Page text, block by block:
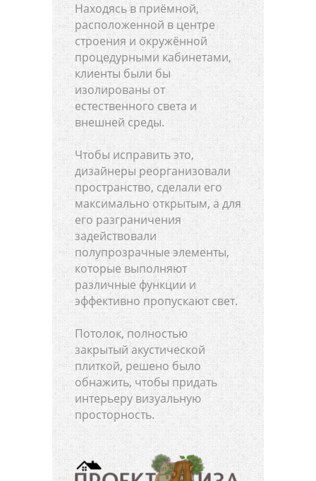
Находясь в приёмной,
расположенной в центре
строения и окружённой
процедурными кабинетами,
клиенты были бы
изолированы от
естественного света и
внешней среды.
Чтобы исправить это,
дизайнеры реорганизовали
пространство, сделали его
максимально открытым, а для
его разграничения
задействовали
полупрозрачные элементы,
которые выполняют
различные функции и
эффективно пропускают свет.
Потолок, полностью
закрытый акустической
плиткой, решено было
обнажить, чтобы придать
интерьеру визуальную
просторность.